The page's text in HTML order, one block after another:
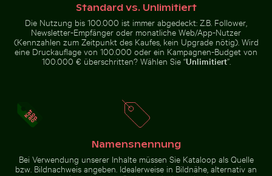
Bunter Blumenstrauß Nahaufnahme von
Autoscheinwerfer und
Kotflügel Tempellaterne
mit goldenem
Stupa
Standard vs. Unlimitiert
Die Nutzung bis 100.000 ist immer abgedeckt: Z.B. Follower,
Newsletter-Empfänger oder monatliche Web/App-Nutzer
(Kennzahlen zum Zeitpunkt des Kaufes, kein Upgrade nötig). Wird
eine Druckauflage von 100.000 oder ein Kampagnen-Budget von
100.000 € überschritten? Wählen Sie “Unlimitiert”.
Namensnennung
Bei Verwendung unserer Inhalte müssen Sie Kataloop als Quelle
bzw. Bildnachweis angeben. Idealerweise in Bildnähe, alternativ an